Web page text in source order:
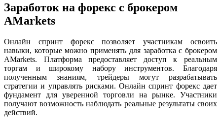
Заработок на форекс с брокером
AMarkets
Онлайн спринт форекс позволяет участникам освоить
навыки, которые можно применять для заработка с брокером
AMarkets. Платформа предоставляет доступ к реальным
торгам и широкому набору инструментов. Благодаря
полученным знаниям, трейдеры могут разрабатывать
стратегии и управлять рисками. Онлайн спринт форекс дает
фундамент для уверенной торговли на рынке. Участники
получают возможность наблюдать реальные результаты своих
действий.